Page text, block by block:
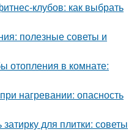
клубов: как выбрать
полезные советы и
отопления в комнате:
нагревании: опасность
для плитки: советы